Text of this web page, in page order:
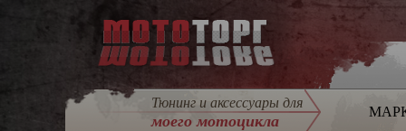
Тюнинг и аксессуары для
моего мотоцикла